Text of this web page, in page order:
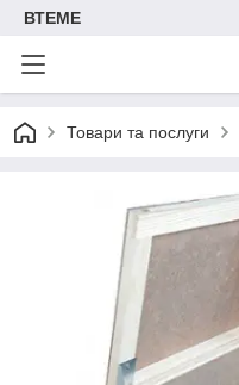
ВТЕМЕ
Товари та послуги